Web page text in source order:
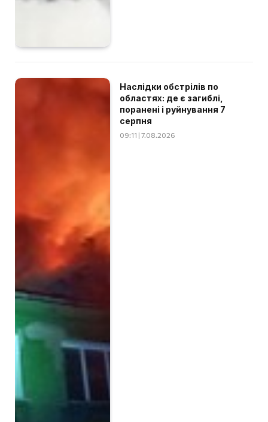
Наслідки обстрілів по
областях: де є загиблі,
поранені і руйнування 7
серпня
09:11 | 7.08.2026